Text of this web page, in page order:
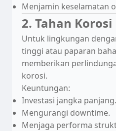
Menjamin keselamatan
2. Tahan Korosi
Untuk lingkungan
tinggi atau paparan
memberikan
korosi.
Keuntungan:
Investasi jangka panjang.
Mengurangi downtime.
Menjaga performa